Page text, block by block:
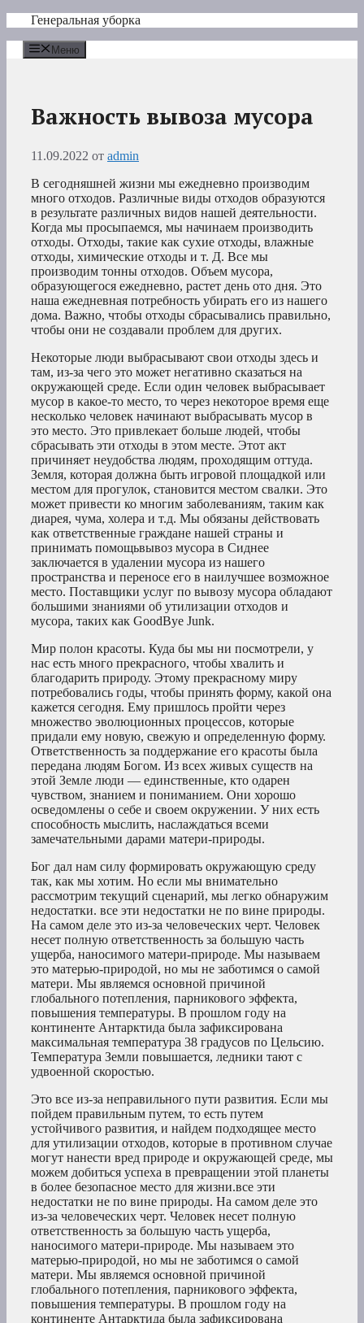
Перейти
содержимому
Генеральная уборка
Меню
Важность вывоза мусора
11.09.2022 от admin
В сегодняшней жизни мы ежедневно производим
много отходов. Различные виды отходов образуются
в результате различных видов нашей деятельности.
Когда мы просыпаемся, мы начинаем производить
отходы. Отходы, такие как сухие отходы, влажные
отходы, химические отходы и т. Д. Все мы
производим тонны отходов. Объем мусора,
образующегося ежедневно, растет день ото дня. Это
наша ежедневная потребность убирать его из нашего
дома. Важно, чтобы отходы сбрасывались правильно,
чтобы они не создавали проблем для других.
Некоторые люди выбрасывают свои отходы здесь и
там, из-за чего это может негативно сказаться на
окружающей среде. Если один человек выбрасывает
мусор в какое-то место, то через некоторое время еще
несколько человек начинают выбрасывать мусор в
это место. Это привлекает больше людей, чтобы
сбрасывать эти отходы в этом месте. Этот акт
причиняет неудобства людям, проходящим оттуда.
Земля, которая должна быть игровой площадкой или
местом для прогулок, становится местом свалки. Это
может привести ко многим заболеваниям, таким как
диарея, чума, холера и т.д. Мы обязаны действовать
как ответственные граждане нашей страны и
принимать помощьвывоз мусора в Сиднее
заключается в удалении мусора из нашего
пространства и переносе его в наилучшее возможное
место. Поставщики услуг по вывозу мусора обладают
большими знаниями об утилизации отходов и
мусора, таких как GoodBye Junk.
Мир полон красоты. Куда бы мы ни посмотрели, у
нас есть много прекрасного, чтобы хвалить и
благодарить природу. Этому прекрасному миру
потребовались годы, чтобы принять форму, какой она
кажется сегодня. Ему пришлось пройти через
множество эволюционных процессов, которые
придали ему новую, свежую и определенную форму.
Ответственность за поддержание его красоты была
передана людям Богом. Из всех живых существ на
этой Земле люди — единственные, кто одарен
чувством, знанием и пониманием. Они хорошо
осведомлены о себе и своем окружении. У них есть
способность мыслить, наслаждаться всеми
замечательными дарами матери-природы.
Бог дал нам силу формировать окружающую среду
так, как мы хотим. Но если мы внимательно
рассмотрим текущий сценарий, мы легко обнаружим
недостатки. все эти недостатки не по вине природы.
На самом деле это из-за человеческих черт. Человек
несет полную ответственность за большую часть
ущерба, наносимого матери-природе. Мы называем
это матерью-природой, но мы не заботимся о самой
матери. Мы являемся основной причиной
глобального потепления, парникового эффекта,
повышения температуры. В прошлом году на
континенте Антарктида была зафиксирована
максимальная температура 38 градусов по Цельсию.
Температура Земли повышается, ледники тают с
удвоенной скоростью.
Это все из-за неправильного пути развития. Если мы
пойдем правильным путем, то есть путем
устойчивого развития, и найдем подходящее место
для утилизации отходов, которые в противном случае
могут нанести вред природе и окружающей среде, мы
можем добиться успеха в превращении этой планеты
в более безопасное место для жизни.все эти
недостатки не по вине природы. На самом деле это
из-за человеческих черт. Человек несет полную
ответственность за большую часть ущерба,
наносимого матери-природе. Мы называем это
матерью-природой, но мы не заботимся о самой
матери. Мы являемся основной причиной
глобального потепления, парникового эффекта,
повышения температуры. В прошлом году на
континенте Антарктида была зафиксирована